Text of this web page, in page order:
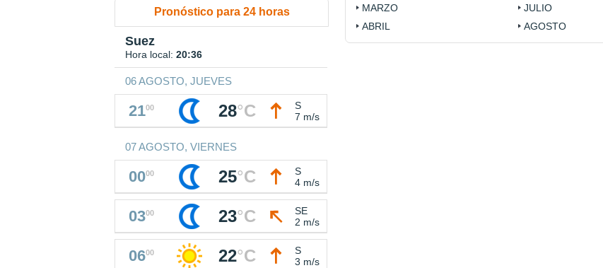
MARZO
ABRIL
JULIO
AGOSTO
Pronóstico para 24 horas
Suez
Hora local: 20:36
06 AGOSTO, JUEVES
2100 28°C
S
7 m/s
07 AGOSTO, VIERNES
0000 25°C
S
4 m/s
0300 23°C
SE
2 m/s
0600 22°C
S
3 m/s